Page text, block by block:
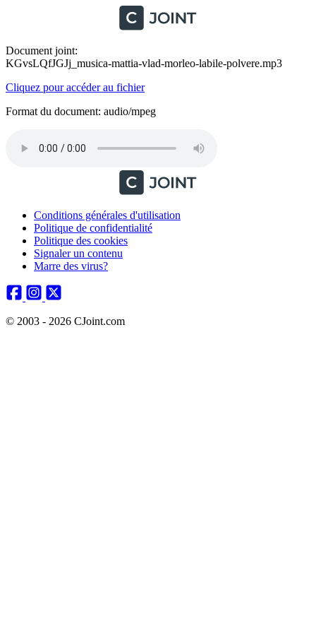
Document joint:
KGvsLQfJGJj_musica-mattia-vlad-morleo-labile-polvere.mp3
Cliquez pour accéder au fichier
Format du document: audio/mpeg
Conditions générales d'utilisation
Politique de confidentialité
Politique des cookies
Signaler un contenu
Marre des virus?
© 2003 - 2026 CJoint.com